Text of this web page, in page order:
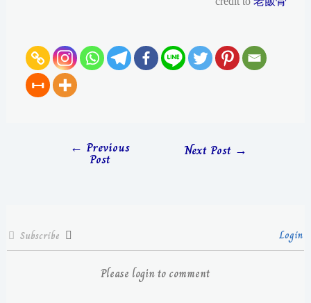
← Previous
Post Next Post →
Subscribe Login
Please login to comment